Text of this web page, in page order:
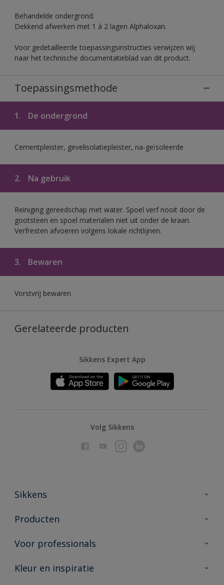
Behandelde ondergrond.
Dekkend afwerken met 1 à 2 lagen Alphaloxan.
Voor gedetailleerde toepassingsinstructies verwijzen wij
naar het technische documentatieblad van dit product.
Toepassingsmethode
1. De ondergrond
Cementpleister, gevelisolatiepleister, na-geïsoleerde
2. Na gebruik
Reiniging gereedschap met water. Spoel verf nooit door de
gootsteen en spoel materialen niet uit onder de kraan.
Verfresten afvoeren volgens lokale richtlijnen.
3. Bewaren
Vorstvrij bewaren
Gerelateerde producten
Sikkens Expert App
Volg Sikkens
Sikkens
Over Sikkens
Duurzaamheid
Producten
Producten voor binnen
Vind je verkooppunt
Voor professionals
Advies & service
Kleur en inspiratie